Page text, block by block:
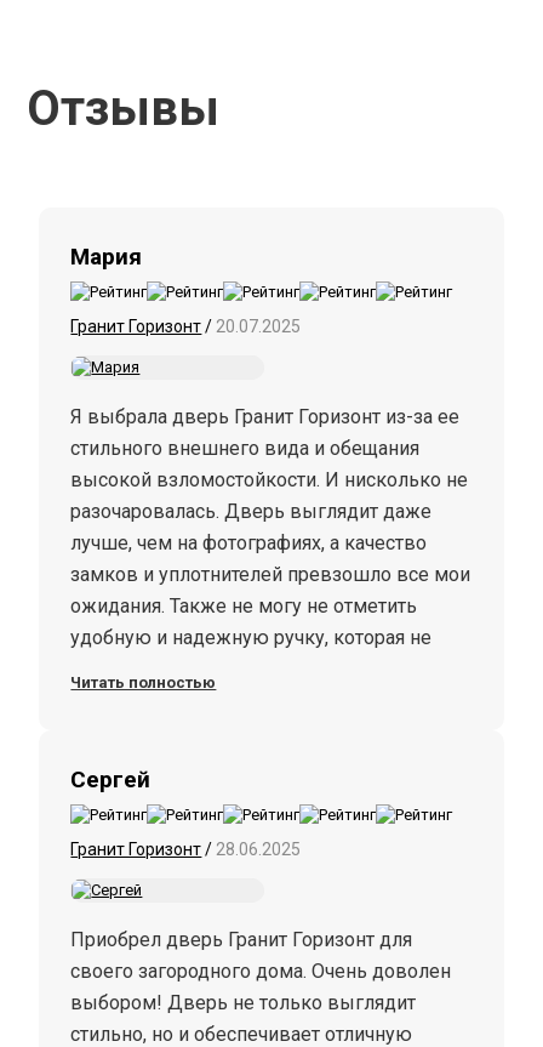
Отзывы
Мария
Гранит Горизонт/ 20.07.2025
Я выбрала дверь Гранит Горизонт из-за ее
стильного внешнего вида и обещания
высокой взломостойкости. И нисколько не
разочаровалась. Дверь выглядит даже
лучше, чем на фотографиях, а качество
замков и уплотнителей превзошло все мои
ожидания. Также не могу не отметить
удобную и надежную ручку, которая не
Читать полностью
Сергей
Гранит Горизонт/ 28.06.2025
Приобрел дверь Гранит Горизонт для
своего загородного дома. Очень доволен
выбором! Дверь не только выглядит
стильно, но и обеспечивает отличную